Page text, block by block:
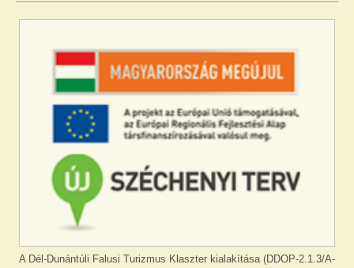
A Dél-Dunántúli Falusi Turizmus Klaszter kialakítása (DDOP-2.1.3/A-